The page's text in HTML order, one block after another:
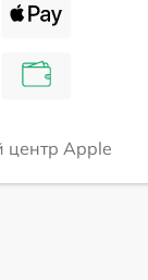
Apple